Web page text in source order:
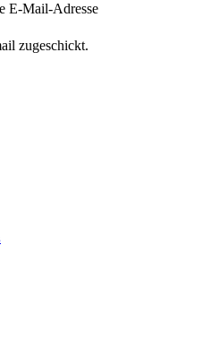
E-Mail-Adresse
zugeschickt.